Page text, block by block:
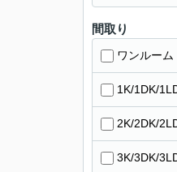
間取り
ワンルーム
1K/1DK/
2K/2DK/
3K/3DK/